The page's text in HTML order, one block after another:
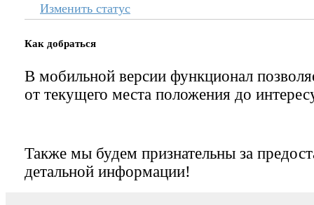
Изменить статус
Как добраться
В мобильной версии функционал
от текущего места положения до
Также мы будем признательны за
детальной информации!